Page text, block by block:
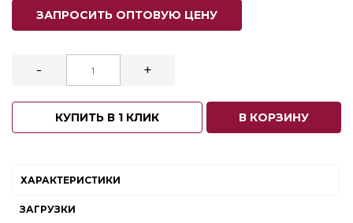
ЗАПРОСИТЬ ОПТОВУЮ ЦЕНУ
- +
КУПИТЬ В 1 КЛИК В КОРЗИНУ
ХАРАКТЕРИСТИКИ
ЗАГРУЗКИ